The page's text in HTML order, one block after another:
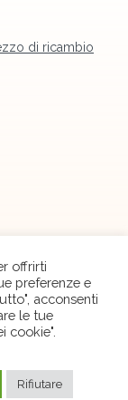
di ricambio
offrirti
preferenze e
acconsenti
le tue
cookie".
Rifiutare